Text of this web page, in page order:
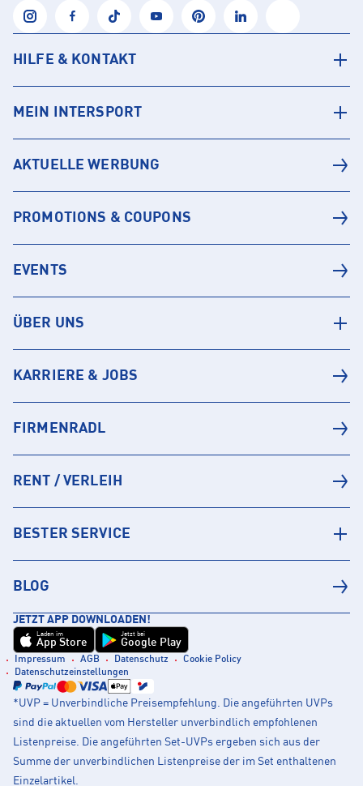
HILFE & KONTAKT
MEIN INTERSPORT
AKTUELLE WERBUNG
PROMOTIONS & COUPONS
EVENTS
ÜBER UNS
KARRIERE & JOBS
FIRMENRADL
RENT / VERLEIH
BESTER SERVICE
BLOG
JETZT APP DOWNLOADEN!
Laden im
App Store
Jetzt bei
Google Play
Impressum AGB Datenschutz
Cookie Policy
Datenschutzeinstellungen
*UVP = Unverbindliche Preisempfehlung. Die angeführten UVPs
sind die aktuellen vom Hersteller unverbindlich empfohlenen
Listenpreise. Die angeführten Set-UVPs ergeben sich aus der
Summe der unverbindlichen Listenpreise der im Set enthaltenen
Einzelartikel.